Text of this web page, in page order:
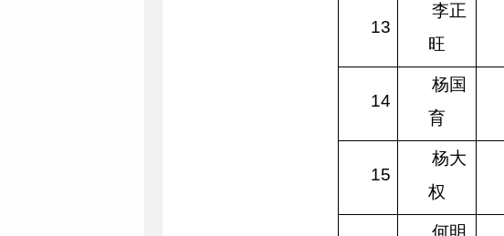
13
李正
旺
14
杨国
育
15
杨大
权
何明